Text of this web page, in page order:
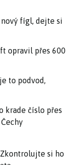
fígl, dejte si
opravil přes 600
to podvod,
krade číslo přes
si ho